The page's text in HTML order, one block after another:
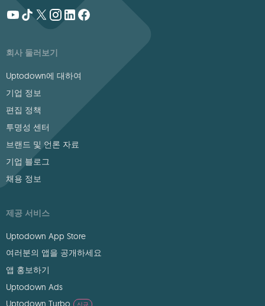
회사 둘러보기
Uptodown에 대하여
기업 정보
편집 정책
투명성 센터
브랜드 및 언론 자료
기업 블로그
채용 정보
제공 서비스
Uptodown App Store
여러분의 앱을 공개하세요
앱 홍보하기
Uptodown Ads
Uptodown Turbo
신규